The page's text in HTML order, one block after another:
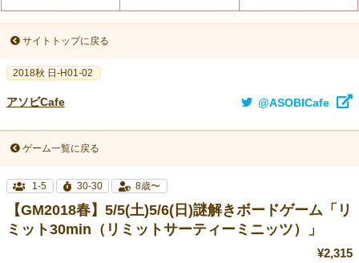
サイトトップに戻る
2018秋 日-H01-02
アソビCafe @ASOBICafe
ゲーム一覧に戻る
1-5 30-30 8歳〜
【GM2018春】5/5(土)5/6(日)謎解きボードゲーム「リ
ミット30min（リミットサーティーミニッツ）」
¥2,315